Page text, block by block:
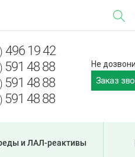
496 19 42
591 48 88
591 48 88
591 48 88
Не
Заказ
и ЛАЛ-реактивы